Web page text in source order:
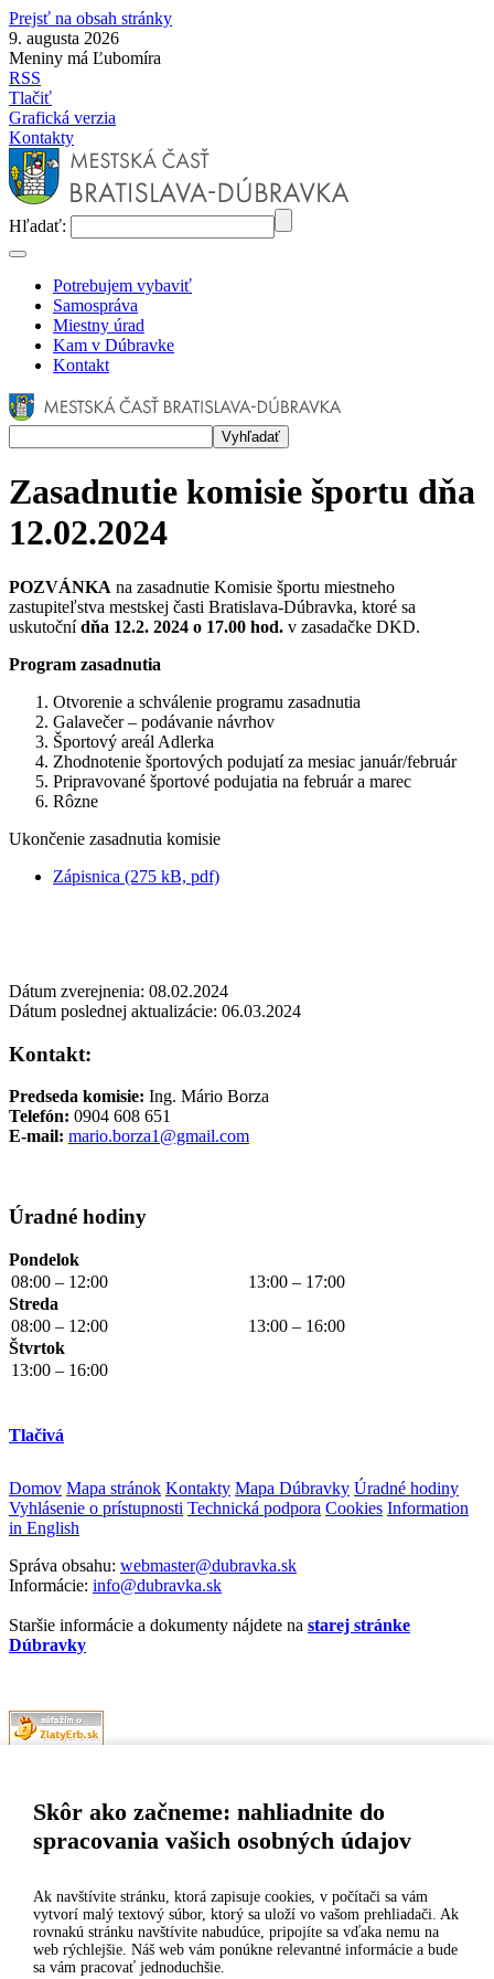
Skôr ako začneme: nahliadnite do
spracovania vašich osobných údajov
Ak navštívite stránku, ktorá zapisuje cookies, v počítači sa vám
vytvorí malý textový súbor, ktorý sa uloží vo vašom prehliadači. Ak
rovnakú stránku navštívite nabudúce, pripojíte sa vďaka nemu na
web rýchlejšie. Náš web vám ponúkne relevantné informácie a bude
sa vám pracovať jednoduchšie.
Prejsť na obsah stránky
9. augusta 2026
Meniny má Ľubomíra
RSS
Tlačiť
Grafická verzia
Kontakty
Hľadať:
Potrebujem vybaviť
Samospráva
Miestny úrad
Kam v Dúbravke
Kontakt
Zasadnutie komisie športu dňa
12.02.2024
POZVÁNKA na zasadnutie Komisie športu miestneho
zastupiteľstva mestskej časti Bratislava-Dúbravka, ktoré sa
uskutočnídňa 12.2. 2024 o 17.00 hod. v zasadačke DKD.
Program zasadnutia
Otvorenie a schválenie programu zasadnutia
Galavečer – podávanie návrhov
Športový areál Adlerka
Zhodnotenie športových podujatí za mesiac január/február
Pripravované športové podujatia na február a marec
Rôzne
Ukončenie zasadnutia komisie
Zápisnica (275 kB, pdf)
Dátum zverejnenia: 08.02.2024
Dátum poslednej aktualizácie: 06.03.2024
Kontakt:
Predseda komisie: Ing. Mário Borza
Telefón: 0904 608 651
E-mail: mario.borza1@gmail.com
Úradné hodiny
Pondelok
08:00 – 12:00
13:00 – 17:00
Streda
08:00 – 12:00
13:00 – 16:00
Štvrtok
13:00 – 16:00
Tlačivá
Domov Mapa stránok Kontakty Mapa Dúbravky Úradné hodiny
Vyhlásenie o prístupnosti Technická podpora Cookies Information
in English
Správa obsahu: webmaster@dubravka.sk
Informácie: info@dubravka.sk
Staršie informácie a dokumenty nájdete na starej stránke
Dúbravky
MESTSKÁ ČASŤ BRATISLAVA-DÚBRAVKA
IČO: 00603406
DIČ: 2020919120